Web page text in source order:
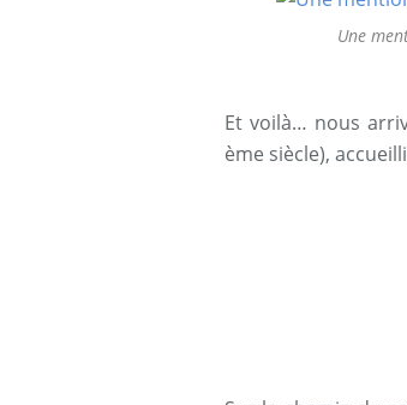
Une
Et voilà… nous
ème siècle),